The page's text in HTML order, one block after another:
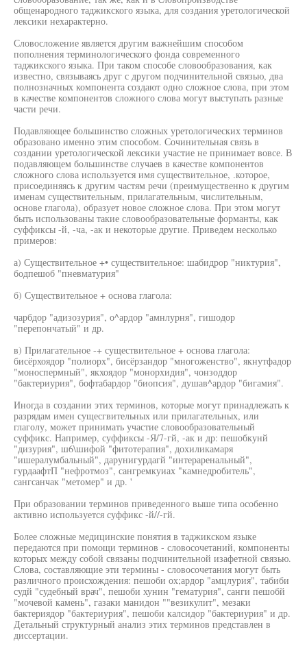
общенародного таджикского языка, для создания уретологической
лексики нехарактерно.
Словосложение является другим важнейшим способом
пополнения терминологического фонда современного
таджикского языка. При таком способе словообразования, как
известно, связываясь друг с другом подчинительной связью, два
полнозначных компонента создают одно сложное слова, при этом
в качестве компонентов сложного слова могут выступать разные
части речи.
Подавляющее большинство сложных уретологических терминов
образовано именно этим способом. Сочинительная связь в
создании уретологической лексики участие не принимает вовсе. В
подавляющем большинстве случаев в качестве компонентов
сложного слова используется имя существительное, .которое,
присоединяясь к другим частям речи (преимущественно к другим
именам существительным, прилагательным, числительным,
основе глагола), образует новое сложное слова. При этом могут
быть использованы такие словообразовательные форманты, как
суффиксы -й, -ча, -ак и некоторые другие. Приведем несколько
примеров:
а) Существительное +• существительное: шабидрор "никтурия",
бодпешоб "пневматурия"
б) Существительное + основа глагола:
чарбдор "адизозурия", о^ардор "амнлурня", гишодор
"перепончатый" и др.
в) Прилагательное -+ существительное + основа глагола:
бисёрхоядор "полиорх", бисёрзандор "многоженство", якнутфадор
"моноспермный", якхоядор "монорхидия", чонзоддор
"бактериурия", бофтабардор "биопсия", душав^ардор "бигамия".
Иногда в создании этих терминов, которые могут принадлежать к
разрядам имен сущесгвительных или прилагательных, или
глаголу, может принимать участие словообразовательный
суффикс. Например, суффиксы -Я/7-гй, -ак и др: пешобкунй
"дизурия", ш6\шифой "фитотерапия", дохиликамаря
"ишералумбальный", дарунигурдагй "интераренальный",
гурдаафтП "нефротмоз", сангремкуиах "камнедробитель",
сангсанчак "метомер" и др. '
При образовании терминов приведенного выше типа особенно
активно используется суффикс -й//-гй.
Более сложные медицинские понятия в таджикском языке
передаются при помощи терминов - словосочетаний, компоненты
которых между собой связаны подчинительной изафетной связью.
Слова, составляющие эти термины - словосочетания могут быть
различного происхождения: пешоби ох;ардор "амцлурия", табиби
судй "судебный врач", пешоби хунин "гематурия", санги пешобй
"мочевой камень", газаки манидон ""везикулит", мезаки
бактериядор "бактериурия", пешоби калсидор "бактериурия" и др.
Детальный структурный анализ этих терминов представлен в
диссертации.